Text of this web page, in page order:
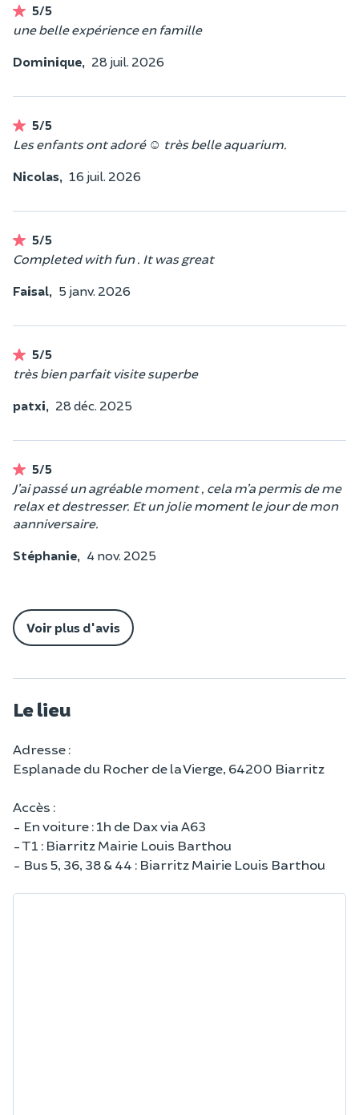
5/5
une belle expérience en famille
Dominique, 28 juil. 2026
5/5
Les enfants ont adoré ☺️ très belle aquarium.
Nicolas, 16 juil. 2026
5/5
Completed with fun . It was great
Faisal, 5 janv. 2026
5/5
très bien parfait visite superbe
patxi, 28 déc. 2025
5/5
J’ai passé un agréable moment , cela m’a permis de me
relax et destresser. Et un jolie moment le jour de mon
aanniversaire.
Stéphanie, 4 nov. 2025
Voir plus d'avis
Le lieu
Adresse :
Esplanade du Rocher de la Vierge, 64200 Biarritz
Accès :
- En voiture : 1h de Dax via A63
- T1 : Biarritz Mairie Louis Barthou
- Bus 5, 36, 38 & 44 : Biarritz Mairie Louis Barthou